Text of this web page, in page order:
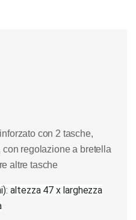
con 2 tasche,
regolazione a bretella
altre tasche
altezza 47 x larghezza